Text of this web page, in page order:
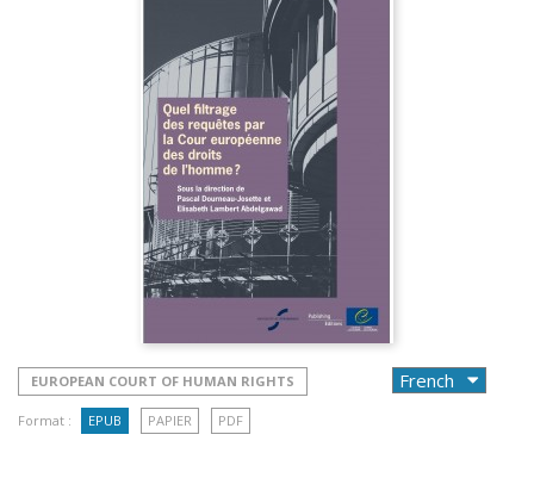
EUROPEAN COURT OF HUMAN RIGHTS
Format : EPUB PAPIER PDF